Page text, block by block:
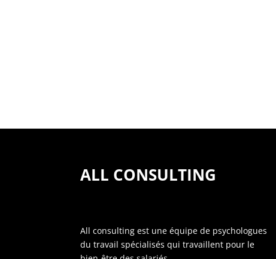
ALL CONSULTING
All consulting est une équipe de psychologues
du travail spécialisés qui travaillent pour le